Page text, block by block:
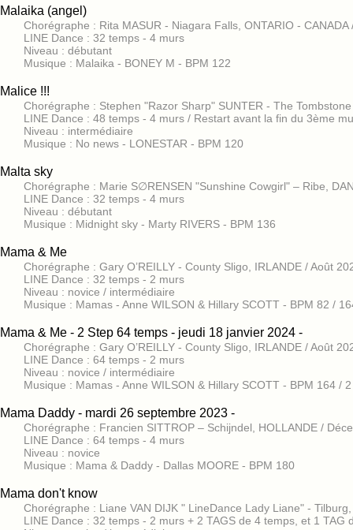
Malaika (angel)
Chorégraphe : Rita MASUR - Niagara Falls, ONTARIO -
LINE Dance : 32 temps - 4 murs
Niveau : débutant
Musique : Malaika - BONEY M - BPM 122
Malice !!!
Chorégraphe : Stephen "Razor Sharp" SUNTER - The
LINE Dance : 48 temps - 4 murs / Restart avant la fin du 3ème
Niveau : intermédiaire
Musique : No news - LONESTAR - BPM 120
Malta sky
Chorégraphe : Marie S∅RENSEN "Sunshine Cowgirl" – Ribe,
LINE Dance : 32 temps - 4 murs
Niveau : débutant
Musique : Midnight sky - Marty RIVERS - BPM 136
Mama & Me
Chorégraphe : Gary O’REILLY - County Sligo, IRLANDE / Août
LINE Dance : 32 temps - 2 murs
Niveau : novice / intermédiaire
Musique : Mamas - Anne WILSON & Hillary SCOTT - BPM 82 /
Mama & Me - 2 Step 64 temps - jeudi 18 janvier 2024 -
Chorégraphe : Gary O’REILLY - County Sligo, IRLANDE / Août
LINE Dance : 64 temps - 2 murs
Niveau : novice / intermédiaire
Musique : Mamas - Anne WILSON & Hillary SCOTT - BPM 164 /
Mama Daddy - mardi 26 septembre 2023 -
Chorégraphe : Francien SITTROP – Schijndel, HOLLANDE /
LINE Dance : 64 temps - 4 murs
Niveau : novice
Musique : Mama & Daddy - Dallas MOORE - BPM 180
Mama don't know
Chorégraphe : Liane VAN DIJK " LineDance Lady Liane" -
LINE Dance : 32 temps - 2 murs + 2 TAGS de 4 temps, et 1 TAG